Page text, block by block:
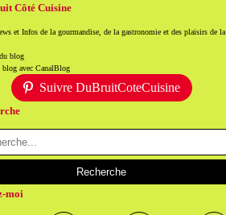
Côté Cuisine
et Infos de la gourmandise, de la gastronomie et des plaisirs de la
blog
blog avec CanalBlog
Suivre DuBruitCoteCuisine
moi